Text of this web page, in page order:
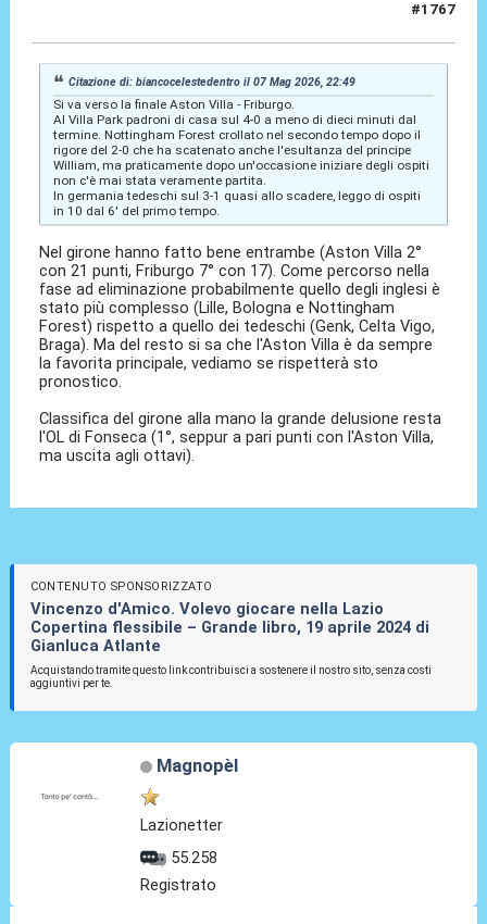
#1767
Citazione di: biancocelestedentro il 07 Mag 2026, 22:49
Si va verso la finale Aston Villa - Friburgo.
Al Villa Park padroni di casa sul 4-0 a meno di dieci minuti dal
termine. Nottingham Forest crollato nel secondo tempo dopo il
rigore del 2-0 che ha scatenato anche l'esultanza del principe
William, ma praticamente dopo un'occasione iniziare degli ospiti
non c'è mai stata veramente partita.
In germania tedeschi sul 3-1 quasi allo scadere, leggo di ospiti
in 10 dal 6' del primo tempo.
Nel girone hanno fatto bene entrambe (Aston Villa 2°
con 21 punti, Friburgo 7° con 17). Come percorso nella
fase ad eliminazione probabilmente quello degli inglesi è
stato più complesso (Lille, Bologna e Nottingham
Forest) rispetto a quello dei tedeschi (Genk, Celta Vigo,
Braga). Ma del resto si sa che l'Aston Villa è da sempre
la favorita principale, vediamo se rispetterà sto
pronostico.
Classifica del girone alla mano la grande delusione resta
l'OL di Fonseca (1°, seppur a pari punti con l'Aston Villa,
ma uscita agli ottavi).
CONTENUTO SPONSORIZZATO
Vincenzo d'Amico. Volevo giocare nella Lazio
Copertina flessibile – Grande libro, 19 aprile 2024 di
Gianluca Atlante
Acquistando tramite questo link contribuisci a sostenere il nostro sito, senza costi
aggiuntivi per te.
Magnopèl
Lazionetter
55.258
Registrato